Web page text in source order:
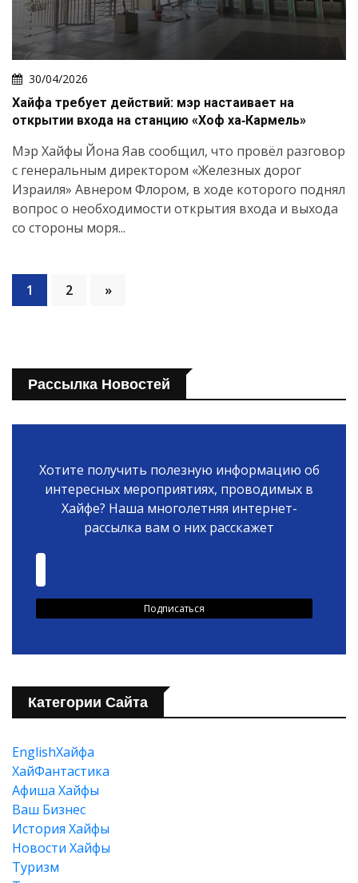
30/04/2026
Хайфа требует действий: мэр настаивает на
открытии входа на станцию «Хоф ха‑Кармель»
Мэр Хайфы Йона Яав сообщил, что провёл разговор
с генеральным директором «Железных дорог
Израиля» Авнером Флором, в ходе которого поднял
вопрос о необходимости открытия входа и выхода
со стороны моря...
1 2 »
Рассылка Новостей
Хотите получить полезную информацию об
интересных мероприятиях, проводимых в
Хайфе? Наша многолетняя интернет-
рассылка вам о них расскажет
Категории Сайта
EnglishХайфа
XайФантастика
Афиша Хайфы
Ваш Бизнес
История Хайфы
Новости Хайфы
Туризм